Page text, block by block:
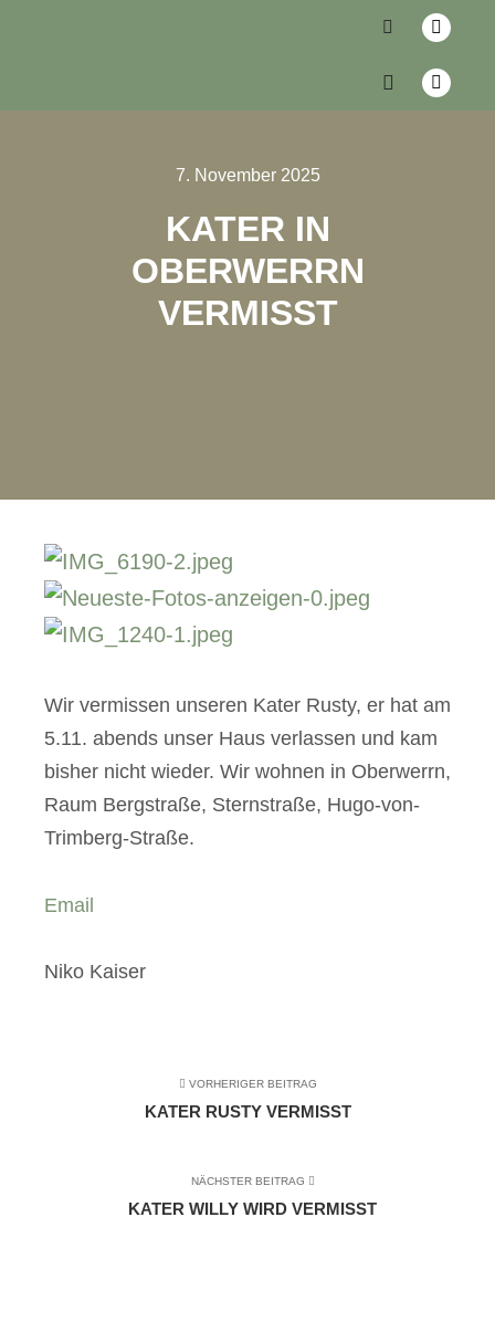
7. November 2025
KATER IN
OBERWERRN
VERMISST
Wir vermissen unseren Kater Rusty, er hat am
5.11. abends unser Haus verlassen und kam
bisher nicht wieder. Wir wohnen in Oberwerrn,
Raum Bergstraße, Sternstraße, Hugo-von-
Trimberg-Straße.
Email
Niko Kaiser
VORHERIGER BEITRAG
KATER RUSTY VERMISST
NÄCHSTER BEITRAG
KATER WILLY WIRD VERMISST